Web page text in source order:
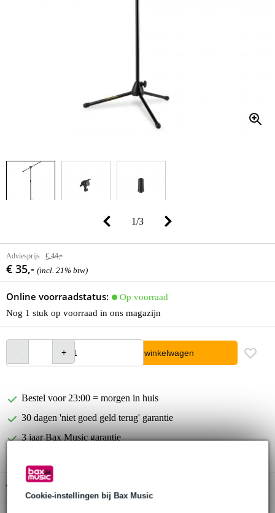
Cookie-instellingen bij Bax Music
1/3
Adviesprijs € 44,-
€ 35,- (incl. 21% btw)
Online voorraadstatus:
Op voorraad
Nog 1 stuk op voorraad in ons magazijn
In winkelwagen
Bestel voor 23:00 = morgen in huis
30 dagen 'niet goed geld terug' garantie
3 jaar Bax Music garantie
Gratis ophalen in de winkel